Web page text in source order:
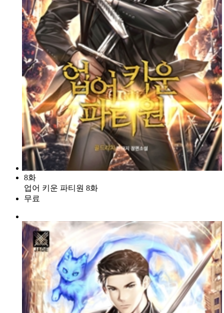
8화
업어 키운 파티원 8화
무료